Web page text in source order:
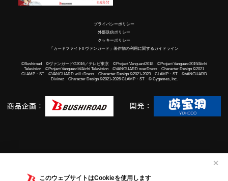
このウェブサイトはCookieを使用します
✕
プライバシーポリシー
外部送信ポリシー
クッキーポリシー
「カードファイト!! ヴァンガード」著作物の利用に関するガイドライン
©Bushiroad ©ヴァンガードG2016／テレビ東京 ©Project Vanguard2018 ©Project Vanguard2019/Aichi
Television ©Project Vanguard if/Aichi Television ©VANGUARD overDress Character Design ©2021
CLAMP・ST ©VANGUARD will+Dress Character Design ©2021-2023 CLAMP・ST ©VANGUARD
Divinez Character Design ©2021-2026 CLAMP・ST © Cygames, Inc.